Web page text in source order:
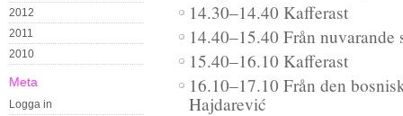
2012
2011
2010
Meta
Logga in
14.30–14.40 Kafferast
14.40–15.40 Från
15.40–16.10 Kafferast
16.10–17.10 Från den
Hajdarević